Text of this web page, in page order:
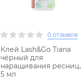
0 отзывов
Клей Lash&Go Tiana
чёрный для
наращивания ресниц,
5 мл